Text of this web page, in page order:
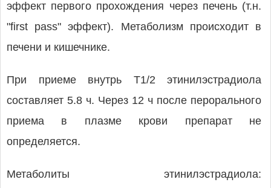
эффект первого прохождения через печень (т.н.
"first pass" эффект). Метаболизм происходит в
печени и кишечнике.
При приеме внутрь T1/2 этинилэстрадиола
составляет 5.8 ч. Через 12 ч после перорального
приема в плазме крови препарат не
определяется.
Метаболиты этинилэстрадиола: